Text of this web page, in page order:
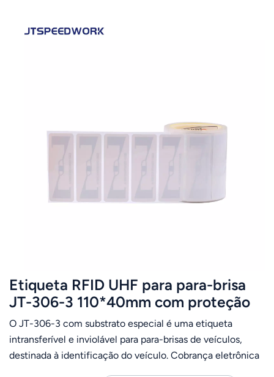
Etiqueta RFID UHF para para-brisa
JT-306-3 110*40mm com proteção
UV
O JT-306-3 com substrato especial é uma etiqueta
intransferível e inviolável para para-brisas de veículos,
destinada à identificação do veículo. Cobrança eletrônica